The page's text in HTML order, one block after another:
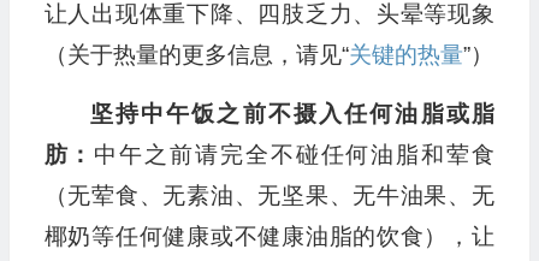
让人出现体重下降、四肢乏力、头晕等现象
（关于热量的更多信息，请见“关键的热量”）
坚持中午饭之前不摄入任何油脂或脂
肪： 中午之前请完全不碰任何油脂和荤食
（无荤食、无素油、无坚果、无牛油果、无
椰奶等任何健康或不健康油脂的饮食），让